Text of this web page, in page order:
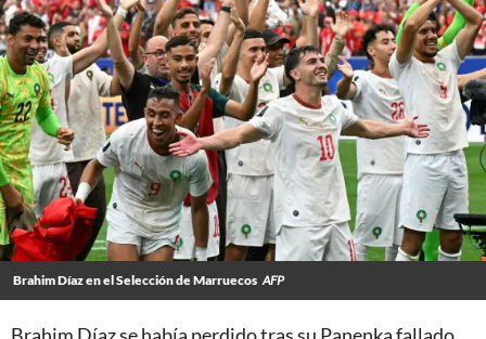
Brahim Díaz en el Selección de Marruecos AFP
Brahim Díaz se había perdido tras su Panenka fallado